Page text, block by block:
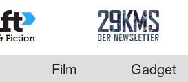
Film Gadget